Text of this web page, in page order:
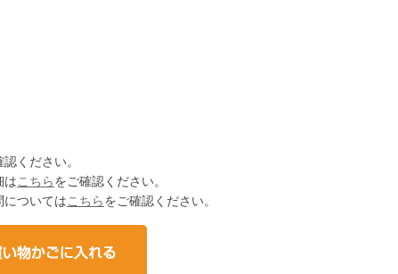
認ください。
は こちら をご確認ください。
については こちら をご確認ください。